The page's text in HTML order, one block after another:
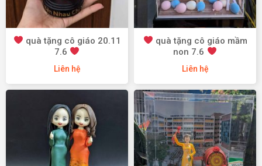
quà tặng cô giáo 20.11
7.6
Liên hệ
quà tặng cô giáo mầm
non 7.6
Liên hệ